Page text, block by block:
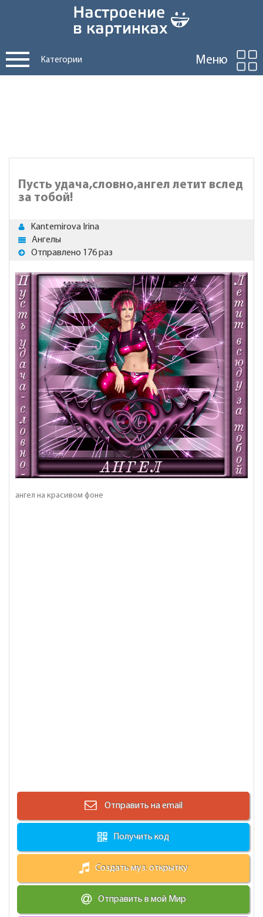
Категории Меню
Пусть удача,словно,ангел летит вслед
за тобой!
Kantemirova Irina
Ангелы
Отправлено 176 раз
ангел на красивом фоне
Отправить на email
Получить код
Создать муз. открытку
Отправить в мой Мир